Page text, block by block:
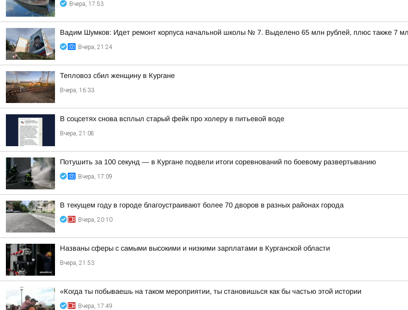
Вчера, 17:53
Вадим Шумков: Идет ремонт корпуса начальной школы № 7. Выделено 65 млн рублей, плюс также 7
Вчера, 21:24
Тепловоз сбил женщину в Кургане
Вчера, 16:33
В соцсетях снова всплыл старый фейк про холеру в питьевой воде
Вчера, 21:08
Потушить за 100 секунд — в Кургане подвели итоги соревнований по боевому развертыванию
Вчера, 17:09
В текущем году в городе благоустраивают более 70 дворов в разных районах города
Вчера, 20:10
Названы сферы с самыми высокими и низкими зарплатами в Курганской области
Вчера, 21:53
«Когда ты побываешь на таком мероприятии, ты становишься как бы частью этой истории
Вчера, 17:49